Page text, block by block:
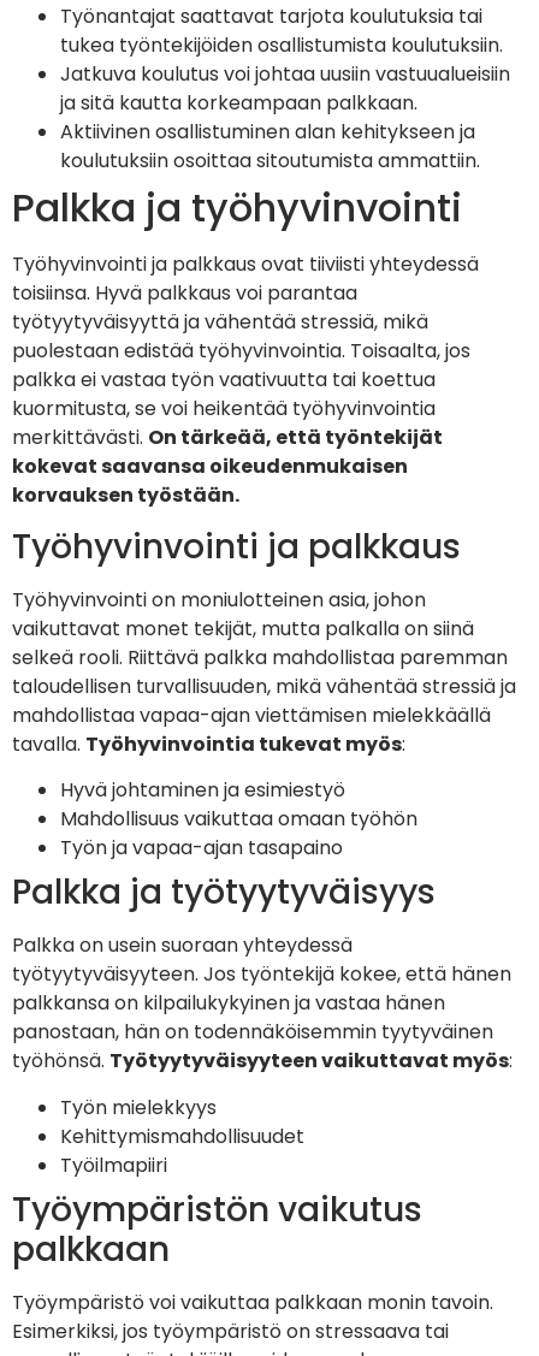
Työnantajat saattavat tarjota koulutuksia tai
tukea työntekijöiden osallistumista koulutuksiin.
Jatkuva koulutus voi johtaa uusiin vastuualueisiin
ja sitä kautta korkeampaan palkkaan.
Aktiivinen osallistuminen alan kehitykseen ja
koulutuksiin osoittaa sitoutumista ammattiin.
Palkka ja työhyvinvointi
Työhyvinvointi ja palkkaus ovat tiiviisti yhteydessä
toisiinsa. Hyvä palkkaus voi parantaa
työtyytyväisyyttä ja vähentää stressiä, mikä
puolestaan edistää työhyvinvointia. Toisaalta, jos
palkka ei vastaa työn vaativuutta tai koettua
kuormitusta, se voi heikentää työhyvinvointia
merkittävästi. On tärkeää, että työntekijät
kokevat saavansa oikeudenmukaisen
korvauksen työstään.
Työhyvinvointi ja palkkaus
Työhyvinvointi on moniulotteinen asia, johon
vaikuttavat monet tekijät, mutta palkalla on siinä
selkeä rooli. Riittävä palkka mahdollistaa paremman
taloudellisen turvallisuuden, mikä vähentää stressiä ja
mahdollistaa vapaa-ajan viettämisen mielekkäällä
tavalla. Työhyvinvointia tukevat myös:
Hyvä johtaminen ja esimiestyö
Mahdollisuus vaikuttaa omaan työhön
Työn ja vapaa-ajan tasapaino
Palkka ja työtyytyväisyys
Palkka on usein suoraan yhteydessä
työtyytyväisyyteen. Jos työntekijä kokee, että hänen
palkkansa on kilpailukykyinen ja vastaa hänen
panostaan, hän on todennäköisemmin tyytyväinen
työhönsä. Työtyytyväisyyteen vaikuttavat myös:
Työn mielekkyys
Kehittymismahdollisuudet
Työilmapiiri
Työympäristön vaikutus
palkkaan
Työympäristö voi vaikuttaa palkkaan monin tavoin.
Esimerkiksi, jos työympäristö on stressaava tai